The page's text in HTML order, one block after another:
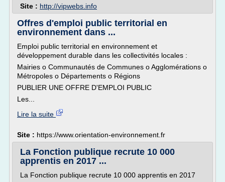
Site : http://vipwebs.info
Offres d'emploi public territorial en
environnement dans ...
Emploi public territorial en environnement et
développement durable dans les collectivités locales :
Mairies o Communautés de Communes o Agglomérations o
Métropoles o Départements o Régions
PUBLIER UNE OFFRE D'EMPLOI PUBLIC
Les...
Lire la suite
Site : https://www.orientation-environnement.fr
La Fonction publique recrute 10 000
apprentis en 2017 ...
La Fonction publique recrute 10 000 apprentis en 2017